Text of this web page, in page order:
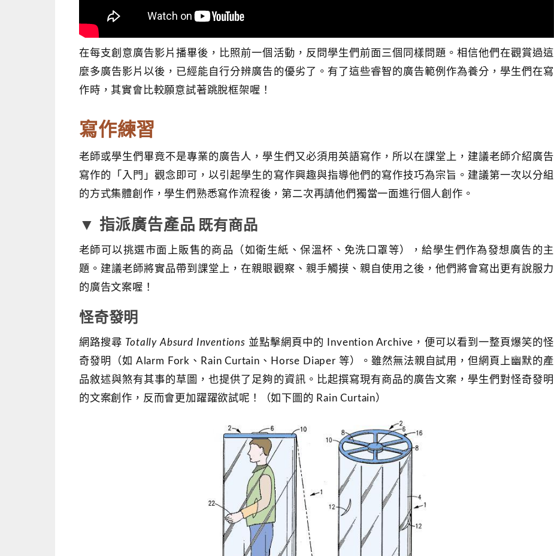
在每支創意廣告影片播畢後，比照前一個活動，反問學生們前面三個同樣問題。相信他們在觀賞過這
麼多廣告影片以後，已經能自行分辨廣告的優劣了。有了這些睿智的廣告範例作為養分，學生們在寫
作時，其實會比較願意試著跳脫框架喔！
寫作練習
老師或學生們畢竟不是專業的廣告人，學生們又必須用英語寫作，所以在課堂上，建議老師介紹廣告
寫作的「入門」觀念即可，以引起學生的寫作興趣與指導他們的寫作技巧為宗旨。建議第一次以分組
的方式集體創作，學生們熟悉寫作流程後，第二次再請他們獨當一面進行個人創作。
▼ 指派廣告產品 既有商品
老師可以挑選市面上販售的商品（如衛生紙、保溫杯、免洗口罩等），給學生們作為發想廣告的主
題。建議老師將實品帶到課堂上，在親眼觀察、親手觸摸、親自使用之後，他們將會寫出更有說服力
的廣告文案喔！
怪奇發明
網路搜尋 Totally Absurd Inventions 並點擊網頁中的 Invention Archive，便可以看到一整頁爆笑的怪
奇發明（如 Alarm Fork、Rain Curtain、Horse Diaper 等）。雖然無法親自試用，但網頁上幽默的產
品敘述與煞有其事的草圖，也提供了足夠的資訊。比起撰寫現有商品的廣告文案，學生們對怪奇發明
的文案創作，反而會更加躍躍欲試呢！（如下圖的 Rain Curtain）